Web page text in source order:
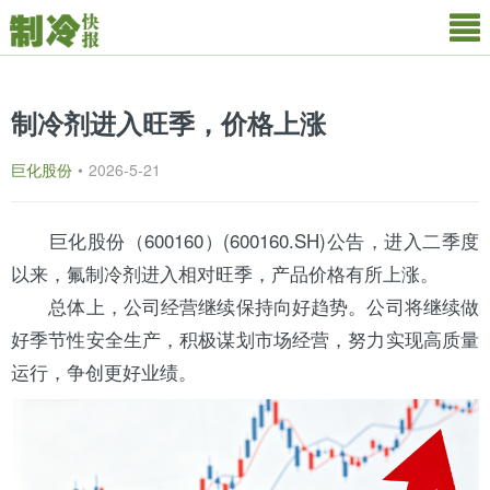
制冷剂进入旺季，价格上涨
巨化股份 • 2026-5-21
巨化股份（600160）(600160.SH)公告，进入二季度
以来，氟制冷剂进入相对旺季，产品价格有所上涨。
总体上，公司经营继续保持向好趋势。公司将继续做
好季节性安全生产，积极谋划市场经营，努力实现高质量
运行，争创更好业绩。